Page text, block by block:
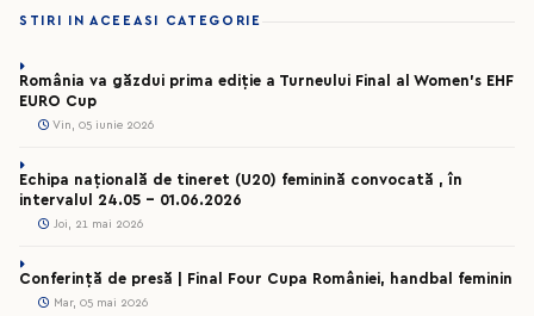
STIRI IN ACEEASI CATEGORIE
România va găzdui prima ediție a Turneului Final al Women’s EHF
EURO Cup
Vin, 05 iunie 2026
Echipa națională de tineret (U20) feminină convocată , în
intervalul 24.05 – 01.06.2026
Joi, 21 mai 2026
Conferință de presă | Final Four Cupa României, handbal feminin
Mar, 05 mai 2026